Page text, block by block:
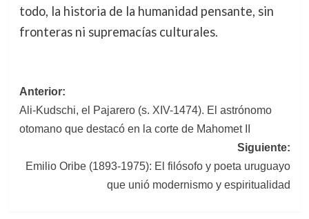
todo, la historia de la humanidad pensante, sin
fronteras ni supremacías culturales.
Navegación
de
Anterior:
Ali-Kudschi, el Pajarero (s. XIV-1474). El astrónomo
otomano que destacó en la corte de Mahomet II
Siguiente:
Emilio Oribe (1893-1975): El filósofo y poeta uruguayo
que unió modernismo y espiritualidad